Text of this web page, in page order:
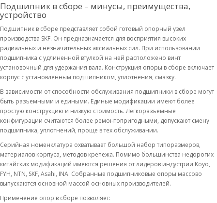
Подшипник в сборе – минусы, преимущества,
устройство
Подшипник в сборе представляет собой готовый опорный узел
производства SKF. Он предназначается для восприятия высоких
радиальных и незначительных аксиальных сил. При использовании
подшипника с удлиненной втулкой на ней расположено винт
установочный для удержания вала. Конструкция опоры в сборе включает
корпус с установленным подшипником, уплотнения, смазку.
В зависимости от способности обслуживания подшипники в сборе могут
быть разъемными и едиными. Единые модификации имеют более
простую конструкцию и низкую стоимость. Легкоразъемные
конфигурации считаются более ремонтопригодными, допускают смену
подшипника, уплотнений, проще в тех.обслуживании.
Серийная номенклатура охватывает большой набор типоразмеров,
материалов корпуса, методов крепежа. Помимо большинства недорогих
китайских модификаций имеются решения от лидеров индустрии Koyo,
FYH, NTN, SKF, Asahi, INA. Собранные подшипниковые опоры массово
выпускаются основной массой основных производителей.
Применение опор в сборе позволяет: